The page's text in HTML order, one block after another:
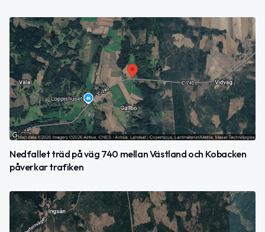
Nedfallet träd på väg 740 mellan Västland och Kobacken
påverkar trafiken